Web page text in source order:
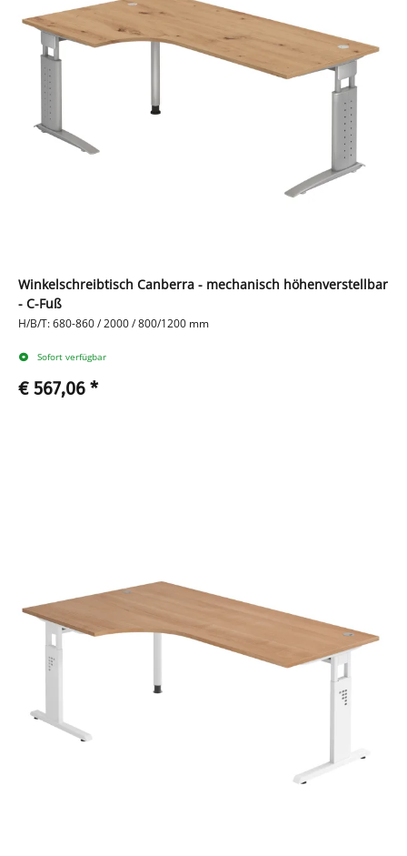
Winkelschreibtisch Canberra - mechanisch höhenverstellbar
- C-Fuß
H/B/T: 680-860 / 2000 / 800/1200 mm
Sofort verfügbar
€ 567,06 *